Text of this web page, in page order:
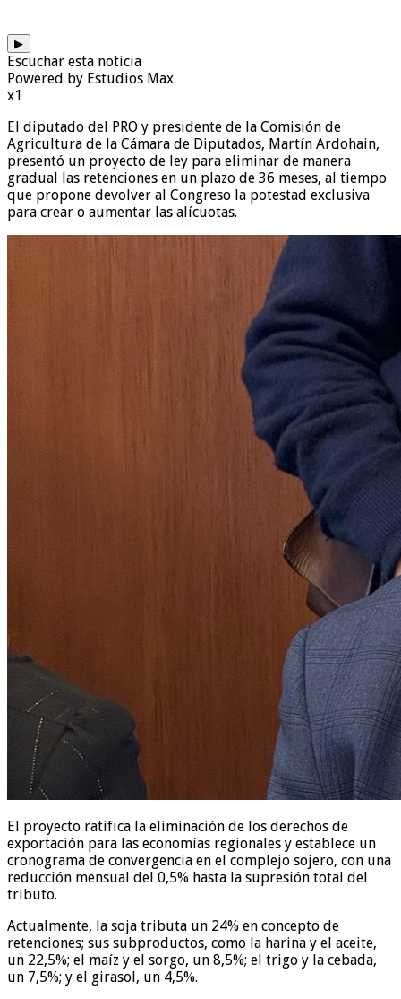
▶
Escuchar esta noticia
Powered by Estudios Max
x1
El diputado del PRO y presidente de la Comisión de
Agricultura de la Cámara de Diputados, Martín Ardohain,
presentó un proyecto de ley para eliminar de manera
gradual las retenciones en un plazo de 36 meses, al tiempo
que propone devolver al Congreso la potestad exclusiva
para crear o aumentar las alícuotas.
El proyecto ratifica la eliminación de los derechos de
exportación para las economías regionales y establece un
cronograma de convergencia en el complejo sojero, con una
reducción mensual del 0,5% hasta la supresión total del
tributo.
Actualmente, la soja tributa un 24% en concepto de
retenciones; sus subproductos, como la harina y el aceite,
un 22,5%; el maíz y el sorgo, un 8,5%; el trigo y la cebada,
un 7,5%; y el girasol, un 4,5%.